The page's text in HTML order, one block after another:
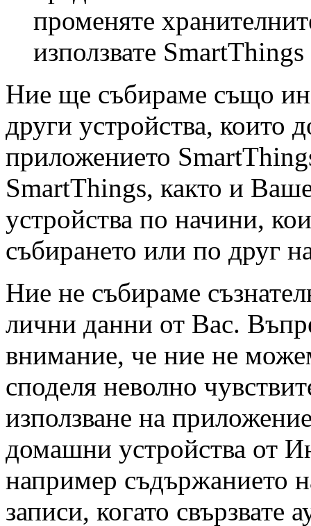
променяте
използвате
Ние ще събираме също
други устройства, които
приложението
SmartThings, както и
устройства по начини,
събирането или по друг
Ние не събираме
лични данни от Вас.
внимание, че ние не
споделя неволно
използване на
домашни устройства от
например съдържанието
записи, когато свързвате